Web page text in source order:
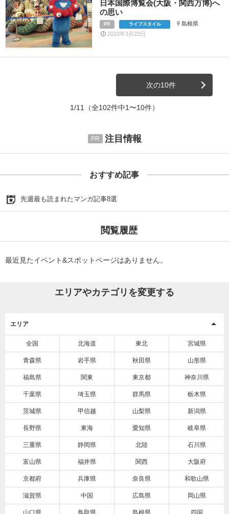
日本国際博覧会(大阪・関西万博)へ
の思い
PR ライフスタイル
島根県
2023年3月22日
次の10件
1/11 （全102件中1〜10件）
注目情報
おすすめ記事
先週最も読まれたマンガ記事8選
閲覧履歴
最近見たイベント&スポットページはありません。
エリアやカテゴリを変更する
エリア
全国 北海道 東北 宮城県
青森県 岩手県 秋田県 山形県
福島県 関東 東京都 神奈川県
千葉県 埼玉県 群馬県 栃木県
茨城県 甲信越 山梨県 新潟県
長野県 東海 愛知県 岐阜県
三重県 静岡県 北陸 石川県
富山県 福井県 関西 大阪府
京都府 兵庫県 奈良県 和歌山県
滋賀県 中国 広島県 岡山県
山口県 鳥取県 島根県 四国